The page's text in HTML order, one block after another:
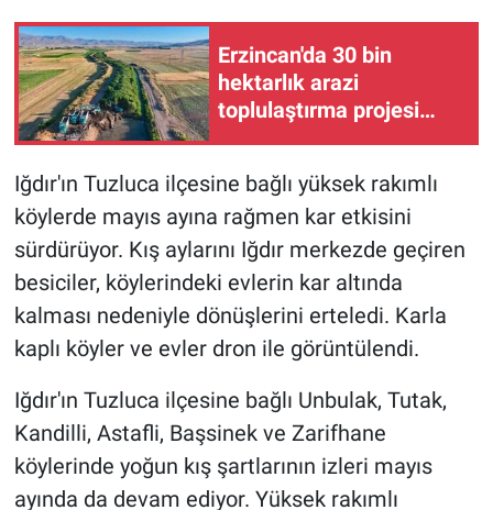
Erzincan'da 30 bin
hektarlık arazi
toplulaştırma projesi
Iğdır'ın Tuzluca ilçesine bağlı yüksek rakımlı
köylerde mayıs ayına rağmen kar etkisini
sürdürüyor. Kış aylarını Iğdır merkezde geçiren
besiciler, köylerindeki evlerin kar altında
kalması nedeniyle dönüşlerini erteledi. Karla
kaplı köyler ve evler dron ile görüntülendi.
Iğdır'ın Tuzluca ilçesine bağlı Unbulak, Tutak,
Kandilli, Astafli, Başsinek ve Zarifhane
köylerinde yoğun kış şartlarının izleri mayıs
ayında da devam ediyor. Yüksek rakımlı